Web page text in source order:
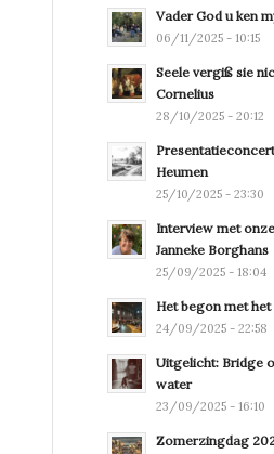
Vader God u ken
06/11/2025 - 10:15
Seele vergiß sie
Cornelius
28/10/2025 - 20:12
Heumen
25/10/2025 - 23:30
Interview met
Janneke Borghans
25/09/2025 - 18:04
Het begon met
24/09/2025 - 22:58
Uitgelicht: Bridge
water
23/09/2025 - 16:10
Zomerzingdag